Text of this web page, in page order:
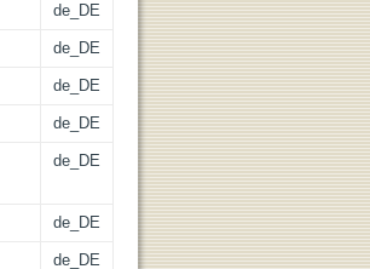
de_DE
de_DE
de_DE
de_DE
de_DE
de_DE
de_DE